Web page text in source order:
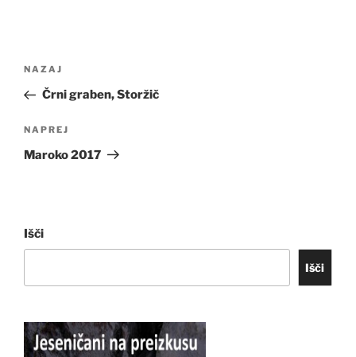
prispevka
Prejšnji
prispevek
NAZAJ
Črni graben, Storžič
Naslednji
prispevek
NAPREJ
Maroko 2017
Išči
Išči